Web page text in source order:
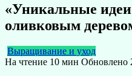
«Уникальные идеи
оливковым
Выращивание и уход
На чтение 10 мин Обновлено